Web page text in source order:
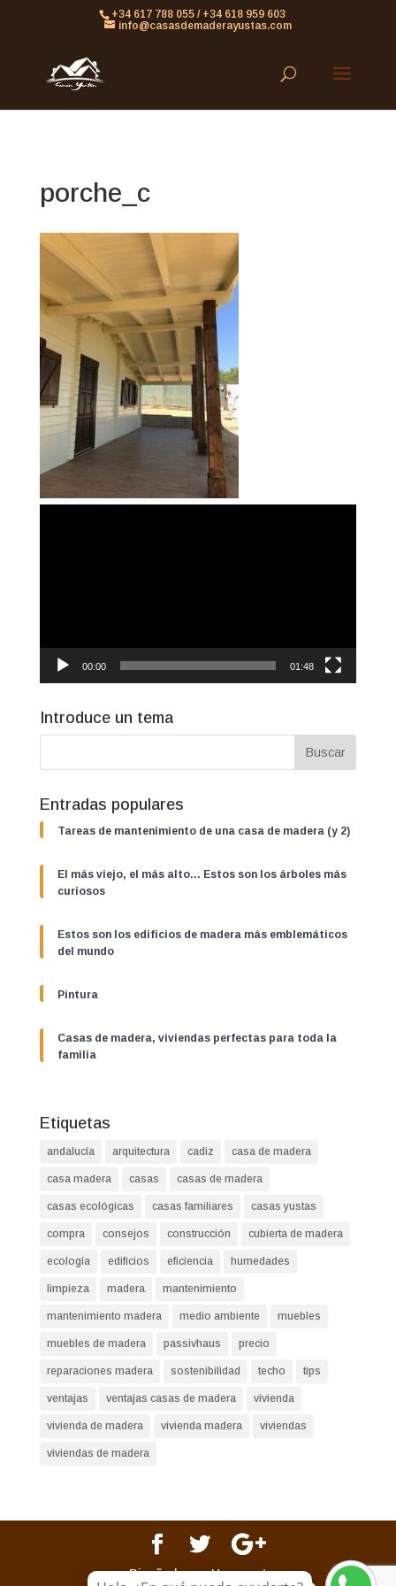
861613063953479
+34 617 788 055 / +34 618 959 603
info@casasdemaderayustas.com
porche_c
00:00 01:48
Introduce un tema
Entradas populares
Tareas de mantenimiento de una casa de madera (y 2)
El más viejo, el más alto… Estos son los árboles más
curiosos
Estos son los edificios de madera más emblemáticos
del mundo
Pintura
Casas de madera, viviendas perfectas para toda la
familia
Etiquetas
andalucía arquitectura cadiz casa de madera
casa madera casas casas de madera
casas ecológicas casas familiares casas yustas
compra consejos construcción cubierta de madera
ecología edificios eficiencia humedades
limpieza madera mantenimiento
mantenimiento madera medio ambiente muebles
muebles de madera passivhaus precio
reparaciones madera sostenibilidad techo tips
ventajas ventajas casas de madera vivienda
vivienda de madera vivienda madera viviendas
viviendas de madera
Diseñado por Happynet